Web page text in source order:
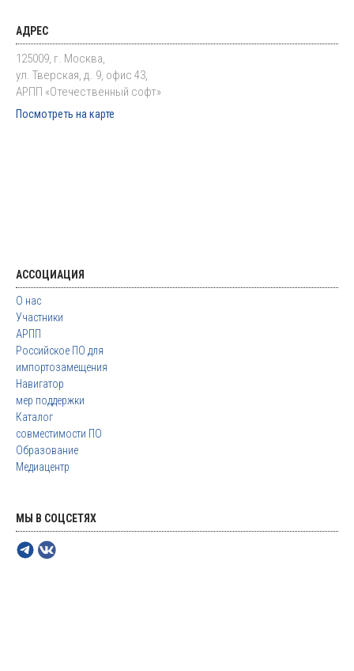
АДРЕС
125009, г. Москва,
ул. Тверская, д. 9, офис 43,
АРПП «Отечественный софт»
Посмотреть на карте
АССОЦИАЦИЯ
О нас
Участники
АРПП
Российское ПО для
импортозамещения
Навигатор
мер поддержки
Каталог
совместимости ПО
Образование
Медиацентр
МЫ В СОЦСЕТЯХ